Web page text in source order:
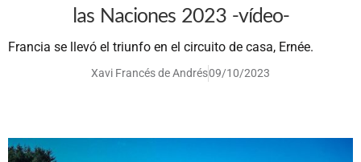
las Naciones 2023 -vídeo-
Francia se llevó el triunfo en el circuito de casa, Ernée.
Xavi Francés de Andrés09/10/2023